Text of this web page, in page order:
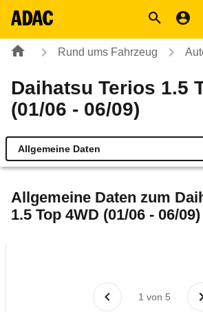
Rund ums Fahrzeug
Daihatsu Terios 1.5
(01/06 - 06/09)
Allgemeine Daten
Technische Daten
Laufende Kosten
Allgemeine Daten zum
1.5 Top 4WD (01/06 - 06/09)
1 von 5